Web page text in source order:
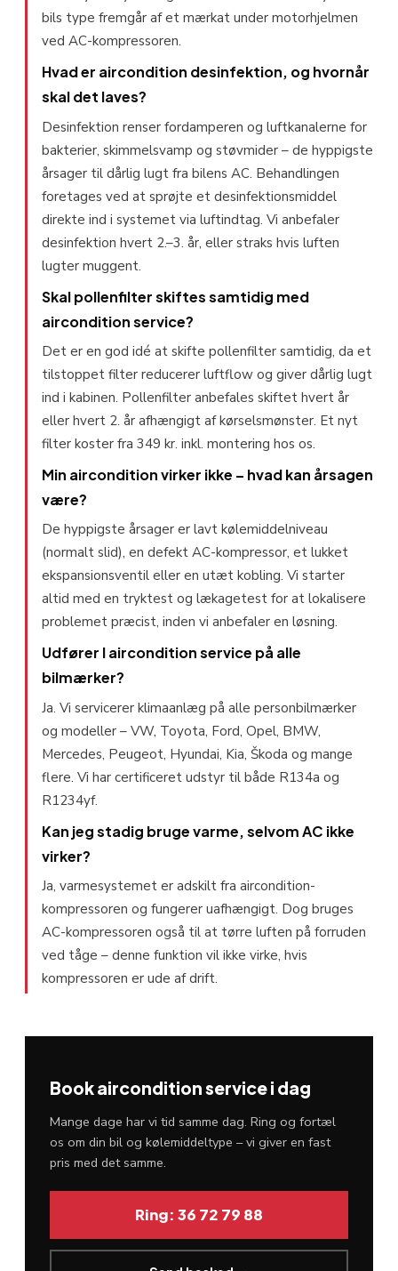
bils type fremgår af et mærkat under motorhjelmen
ved AC-kompressoren.
Hvad er aircondition desinfektion, og hvornår
skal det laves?
Desinfektion renser fordamperen og luftkanalerne for
bakterier, skimmelsvamp og støvmider – de hyppigste
årsager til dårlig lugt fra bilens AC. Behandlingen
foretages ved at sprøjte et desinfektionsmiddel
direkte ind i systemet via luftindtag. Vi anbefaler
desinfektion hvert 2.–3. år, eller straks hvis luften
lugter muggent.
Skal pollenfilter skiftes samtidig med
aircondition service?
Det er en god idé at skifte pollenfilter samtidig, da et
tilstoppet filter reducerer luftflow og giver dårlig lugt
ind i kabinen. Pollenfilter anbefales skiftet hvert år
eller hvert 2. år afhængigt af kørselsmønster. Et nyt
filter koster fra 349 kr. inkl. montering hos os.
Min aircondition virker ikke – hvad kan årsagen
være?
De hyppigste årsager er lavt kølemiddelniveau
(normalt slid), en defekt AC-kompressor, et lukket
ekspansionsventil eller en utæt kobling. Vi starter
altid med en tryktest og lækagetest for at lokalisere
problemet præcist, inden vi anbefaler en løsning.
Udfører I aircondition service på alle
bilmærker?
Ja. Vi servicerer klimaanlæg på alle personbilmærker
og modeller – VW, Toyota, Ford, Opel, BMW,
Mercedes, Peugeot, Hyundai, Kia, Škoda og mange
flere. Vi har certificeret udstyr til både R134a og
R1234yf.
Kan jeg stadig bruge varme, selvom AC ikke
virker?
Ja, varmesystemet er adskilt fra aircondition-
kompressoren og fungerer uafhængigt. Dog bruges
AC-kompressoren også til at tørre luften på forruden
ved tåge – denne funktion vil ikke virke, hvis
kompressoren er ude af drift.
Book aircondition service i dag
Mange dage har vi tid samme dag. Ring og fortæl
os om din bil og kølemiddeltype – vi giver en fast
pris med det samme.
Ring: 36 72 79 88